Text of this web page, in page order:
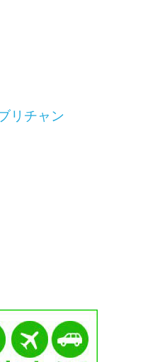
リチャン